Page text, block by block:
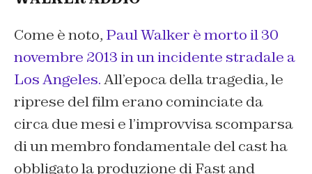
Come è noto, Paul Walker è morto il 30
novembre 2013 in un incidente stradale a
Los Angeles.All’epoca della tragedia, le
riprese del film erano cominciate da
circa due mesi e l’improvvisa scomparsa
di un membro fondamentale del cast ha
obbligato la produzione di Fast and